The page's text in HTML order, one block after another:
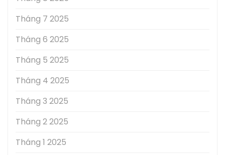
Tháng 7 2025
Tháng 6 2025
Tháng 5 2025
Tháng 4 2025
Tháng 3 2025
Tháng 2 2025
Tháng 1 2025